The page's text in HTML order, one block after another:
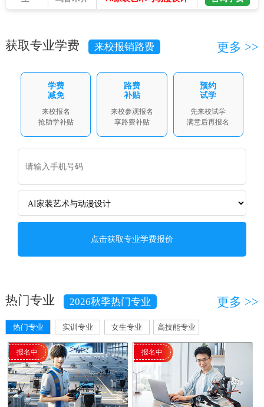
巴合*提 乌鲁木齐 AI新媒体电商运营 咨询学费
和田 AI家装艺术与动漫设计 咨询学费
乌鲁木齐 智能制造与工业机器人 咨询学费
樊*军 昌吉 AI家装艺术与动漫设计 咨询学费
获取专业学费 来校报销路费 更多 >>
学费
减免
来校报名
抢助学补贴
路费
补贴
来校参观报名
享路费补贴
预约
试学
先来校试学
满意后再报名
热门专业 2026秋季热门专业 更多 >>
热门专业 实训专业 女生专业 高技能专业
报名中 报名中